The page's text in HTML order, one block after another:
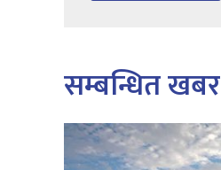
सम्बन्धित खबर